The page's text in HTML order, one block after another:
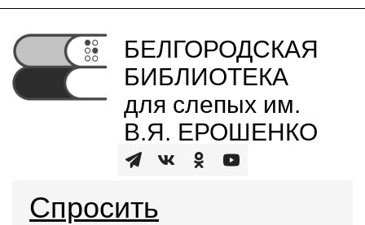
БЕЛГОРОДСКАЯ
БИБЛИОТЕКА
для слепых им.
В.Я. ЕРОШЕНКО
Спросить